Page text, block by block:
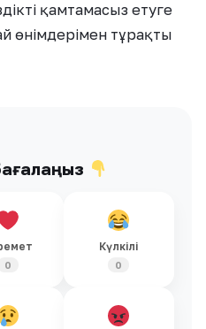
қамтамасыз етуге
өнімдерімен тұрақты
0
Күлкілі
0